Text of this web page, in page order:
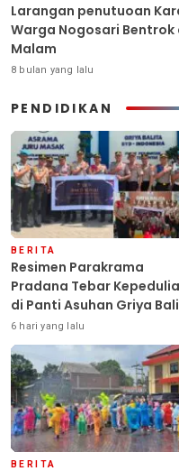
Larangan penutuoan
Warga Nogosari Bentrok
Malam
8 bulan yang lalu
PENDIDIKAN
BERITA
Resimen Parakrama
Pradana Tebar
di Panti Asuhan Griya
SYD, Peluk Hangat Balita
Terlantar “POLRI Hadir
Dengan Hati”
6 hari yang lalu
BERITA